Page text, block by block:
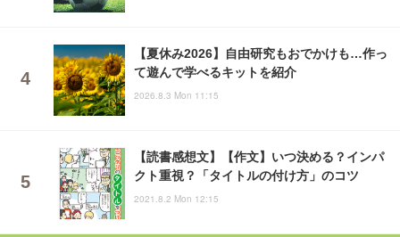
【夏休み2026】自由研究もおでかけも…作っ
て遊んで学べるキットを紹介
2026.8.3 Mon 11:15
【読書感想文】【作文】いつ決める？インパ
クト重視？「タイトルの付け方」のコツ
2021.8.2 Mon 12:15